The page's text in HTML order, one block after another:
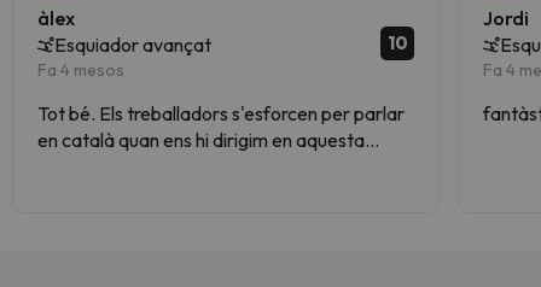
àlex
Esquiador avançat
Fa 4 mesos
10
Tot bé. Els treballadors s'esforcen per parlar
en català quan ens hi dirigim en aquesta
Jordi
Fa 4